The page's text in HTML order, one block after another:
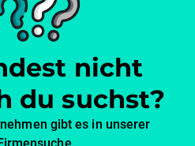
nicht
du suchst?
gibt es in unserer